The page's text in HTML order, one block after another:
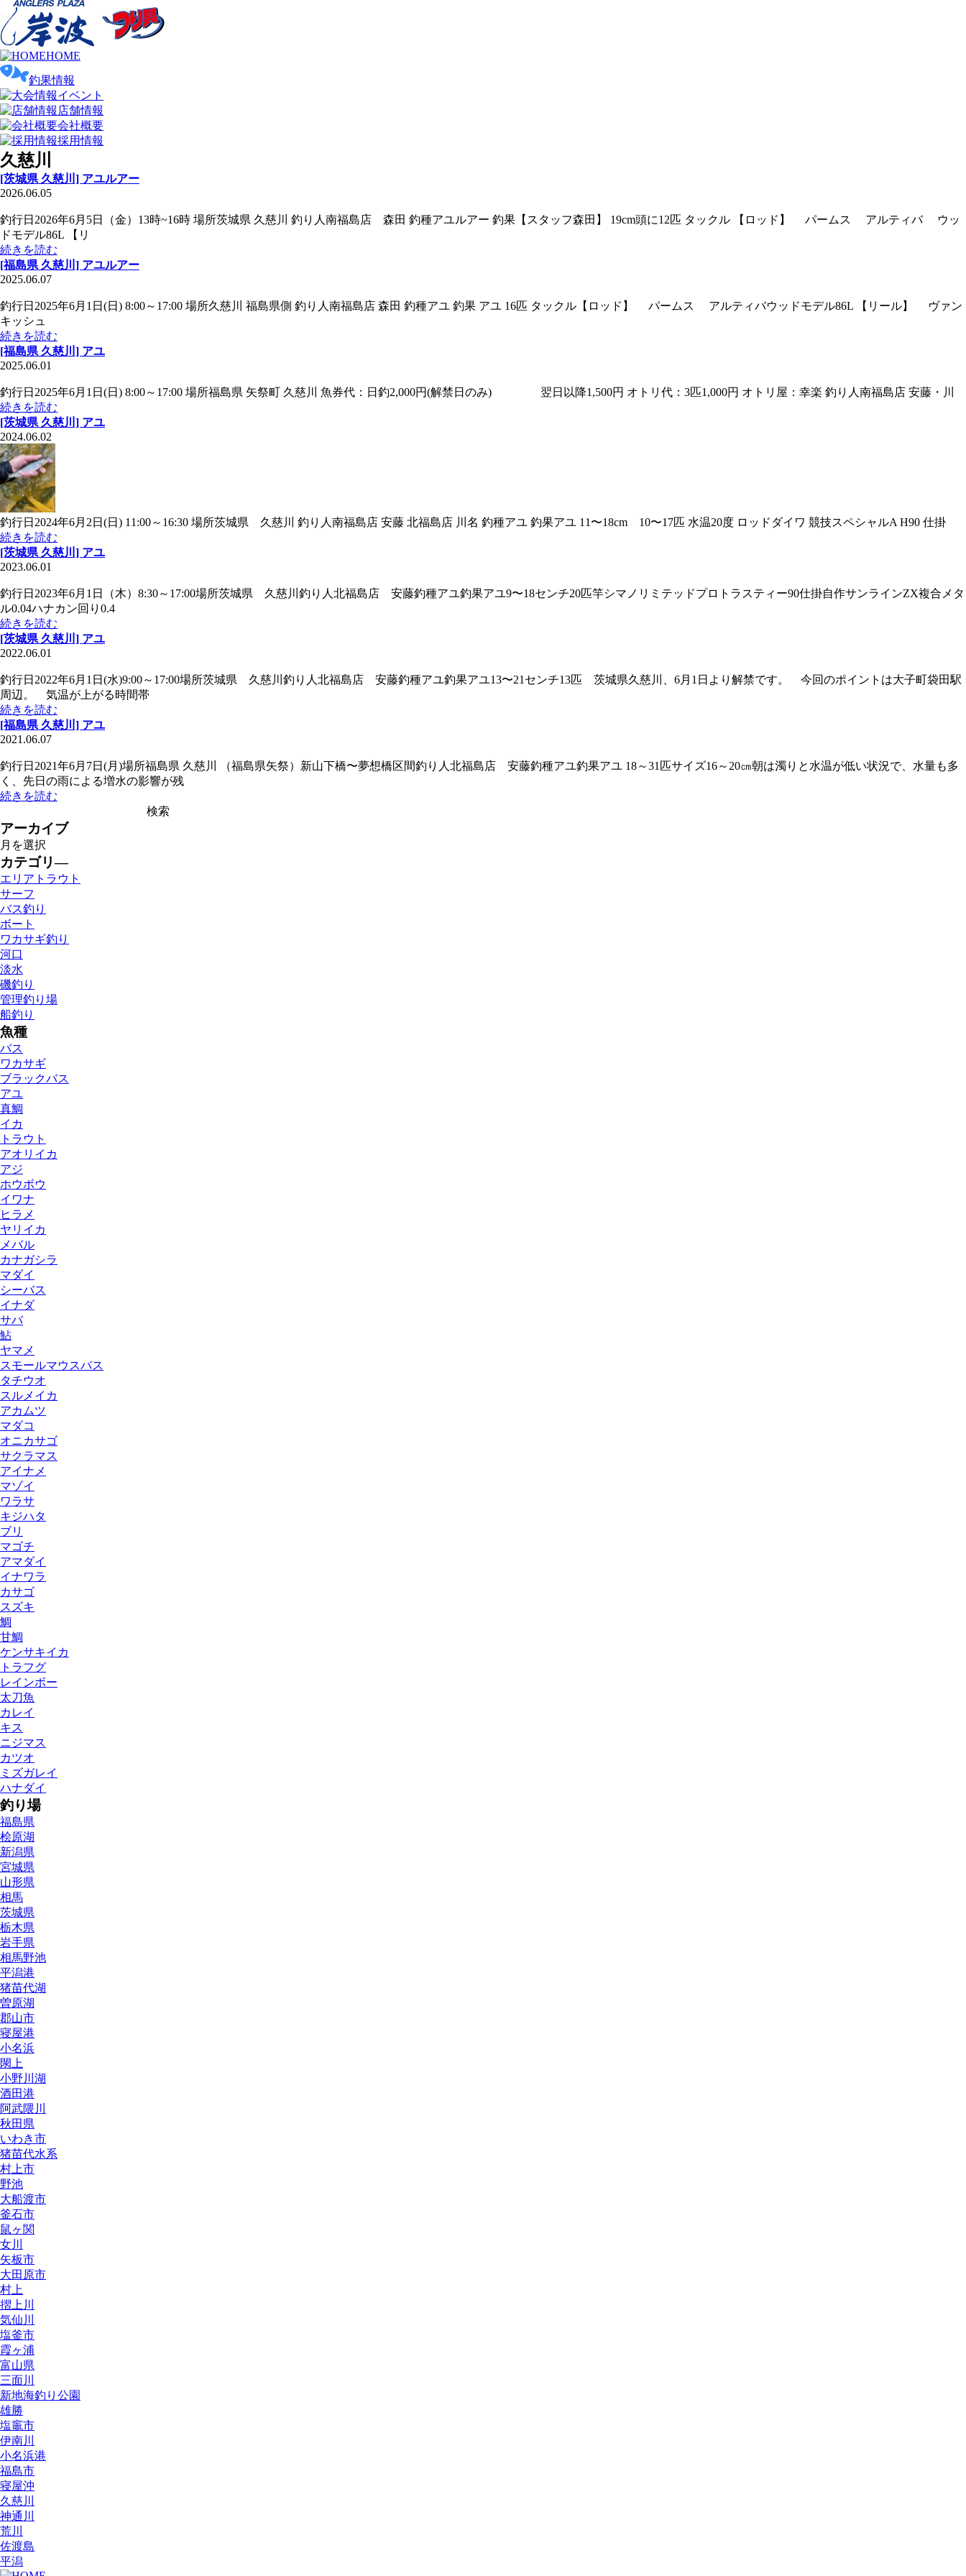
HOME
釣果情報
イベント
店舗情報
会社概要
採用情報
久慈川
[茨城県 久慈川] アユルアー
2026.06.05
釣行日2026年6月5日（金）13時~16時 場所茨城県 久慈川 釣り人南福島店 森田 釣種アユルアー 釣果【スタッフ森田】 19cm頭に12匹 タックル 【ロッド】 パームス アルティバ ウッ
ドモデル86L 【リ
続きを読む
[福島県 久慈川] アユルアー
2025.06.07
釣行日2025年6月1日(日) 8:00～17:00 場所久慈川 福島県側 釣り人南福島店 森田 釣種アユ 釣果 アユ 16匹 タックル【ロッド】 パームス アルティバウッドモデル86L 【リール】 ヴァン
キッシュ
続きを読む
[福島県 久慈川] アユ
2025.06.01
釣行日2025年6月1日(日) 8:00～17:00 場所福島県 矢祭町 久慈川 魚券代：日釣2,000円(解禁日のみ) 翌日以降1,500円 オトリ代：3匹1,000円 オトリ屋：幸楽 釣り人南福島店 安藤・川
続きを読む
[茨城県 久慈川] アユ
2024.06.02
釣行日2024年6月2日(日) 11:00～16:30 場所茨城県 久慈川 釣り人南福島店 安藤 北福島店 川名 釣種アユ 釣果アユ 11〜18cm 10〜17匹 水温20度 ロッドダイワ 競技スペシャルA H90 仕掛
続きを読む
[茨城県 久慈川] アユ
2023.06.01
釣行日2023年6月1日（木）8:30～17:00場所茨城県 久慈川釣り人北福島店 安藤釣種アユ釣果アユ9〜18センチ20匹竿シマノリミテッドプロトラスティー90仕掛自作サンラインZX複合メタ
ル0.04ハナカン回り0.4
続きを読む
[茨城県 久慈川] アユ
2022.06.01
釣行日2022年6月1日(水)9:00～17:00場所茨城県 久慈川釣り人北福島店 安藤釣種アユ釣果アユ13〜21センチ13匹 茨城県久慈川、6月1日より解禁です。 今回のポイントは大子町袋田駅
周辺。 気温が上がる時間帯
続きを読む
[福島県 久慈川] アユ
2021.06.07
釣行日2021年6月7日(月)場所福島県 久慈川 （福島県矢祭）新山下橋〜夢想橋区間釣り人北福島店 安藤釣種アユ釣果アユ 18～31匹サイズ16～20㎝朝は濁りと水温が低い状況で、水量も多
く、先日の雨による増水の影響が残
続きを読む
アーカイブ
カテゴリ―
エリアトラウト
サーフ
バス釣り
ボート
ワカサギ釣り
河口
淡水
磯釣り
管理釣り場
船釣り
魚種
バス
ワカサギ
ブラックバス
アユ
真鯛
イカ
トラウト
アオリイカ
アジ
ホウボウ
イワナ
ヒラメ
ヤリイカ
メバル
カナガシラ
マダイ
シーバス
イナダ
サバ
鮎
ヤマメ
スモールマウスバス
タチウオ
スルメイカ
アカムツ
マダコ
オニカサゴ
サクラマス
アイナメ
マゾイ
ワラサ
キジハタ
ブリ
マゴチ
アマダイ
イナワラ
カサゴ
スズキ
鯛
甘鯛
ケンサキイカ
トラフグ
レインボー
太刀魚
カレイ
キス
ニジマス
カツオ
ミズガレイ
ハナダイ
釣り場
福島県
桧原湖
新潟県
宮城県
山形県
相馬
茨城県
栃木県
岩手県
相馬野池
平潟港
猪苗代湖
曽原湖
郡山市
寝屋港
小名浜
閖上
小野川湖
酒田港
阿武隈川
秋田県
いわき市
猪苗代水系
村上市
野池
大船渡市
釜石市
鼠ヶ関
女川
矢板市
大田原市
村上
摺上川
気仙川
塩釜市
霞ヶ浦
富山県
三面川
新地海釣り公園
雄勝
塩竈市
伊南川
小名浜港
福島市
寝屋沖
久慈川
神通川
荒川
佐渡島
平潟